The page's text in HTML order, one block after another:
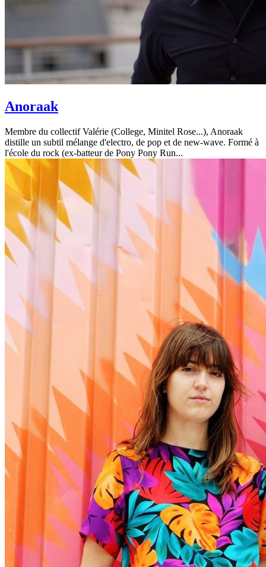
Anoraak
Membre du collectif Valérie (College, Minitel Rose...), Anoraak
distille un subtil mélange d'electro, de pop et de new-wave. Formé à
l'école du rock (ex-batteur de Pony Pony Run...